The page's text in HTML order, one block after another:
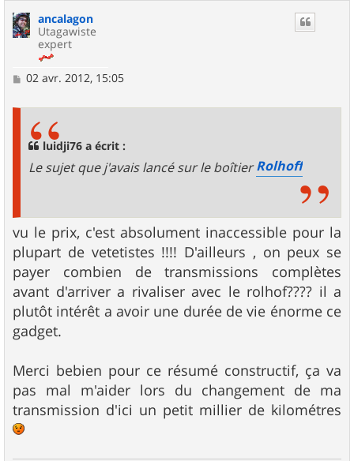
ancalagon
Utagawiste
expert
M
02 avr. 2012, 15:05
luidji76 a écrit :
Le sujet que j'avais lancé sur le boîtierRolhoff
vu le prix, c'est absolument inaccessible pour la
plupart de vetetistes !!!! D'ailleurs , on peux se
payer combien de transmissions complètes
avant d'arriver a rivaliser avec le rolhof???? il a
plutôt intérêt a avoir une durée de vie énorme ce
gadget.
Merci bebien pour ce résumé constructif, ça va
pas mal m'aider lors du changement de ma
transmission d'ici un petit millier de kilométres